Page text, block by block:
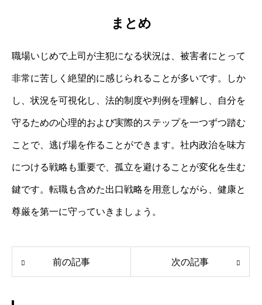
まとめ
職場いじめで上司が主犯になる状況は、被害者にとって
非常に苦しく絶望的に感じられることが多いです。しか
し、状況を可視化し、法的制度や判例を理解し、自分を
守るための心理的および実際的ステップを一つずつ踏む
ことで、逃げ場を作ることができます。社内政治を味方
につける戦略も重要で、孤立を避けることが変化を生む
鍵です。転職も含めた出口戦略を用意しながら、健康と
尊厳を第一に守っていきましょう。
前の記事 次の記事